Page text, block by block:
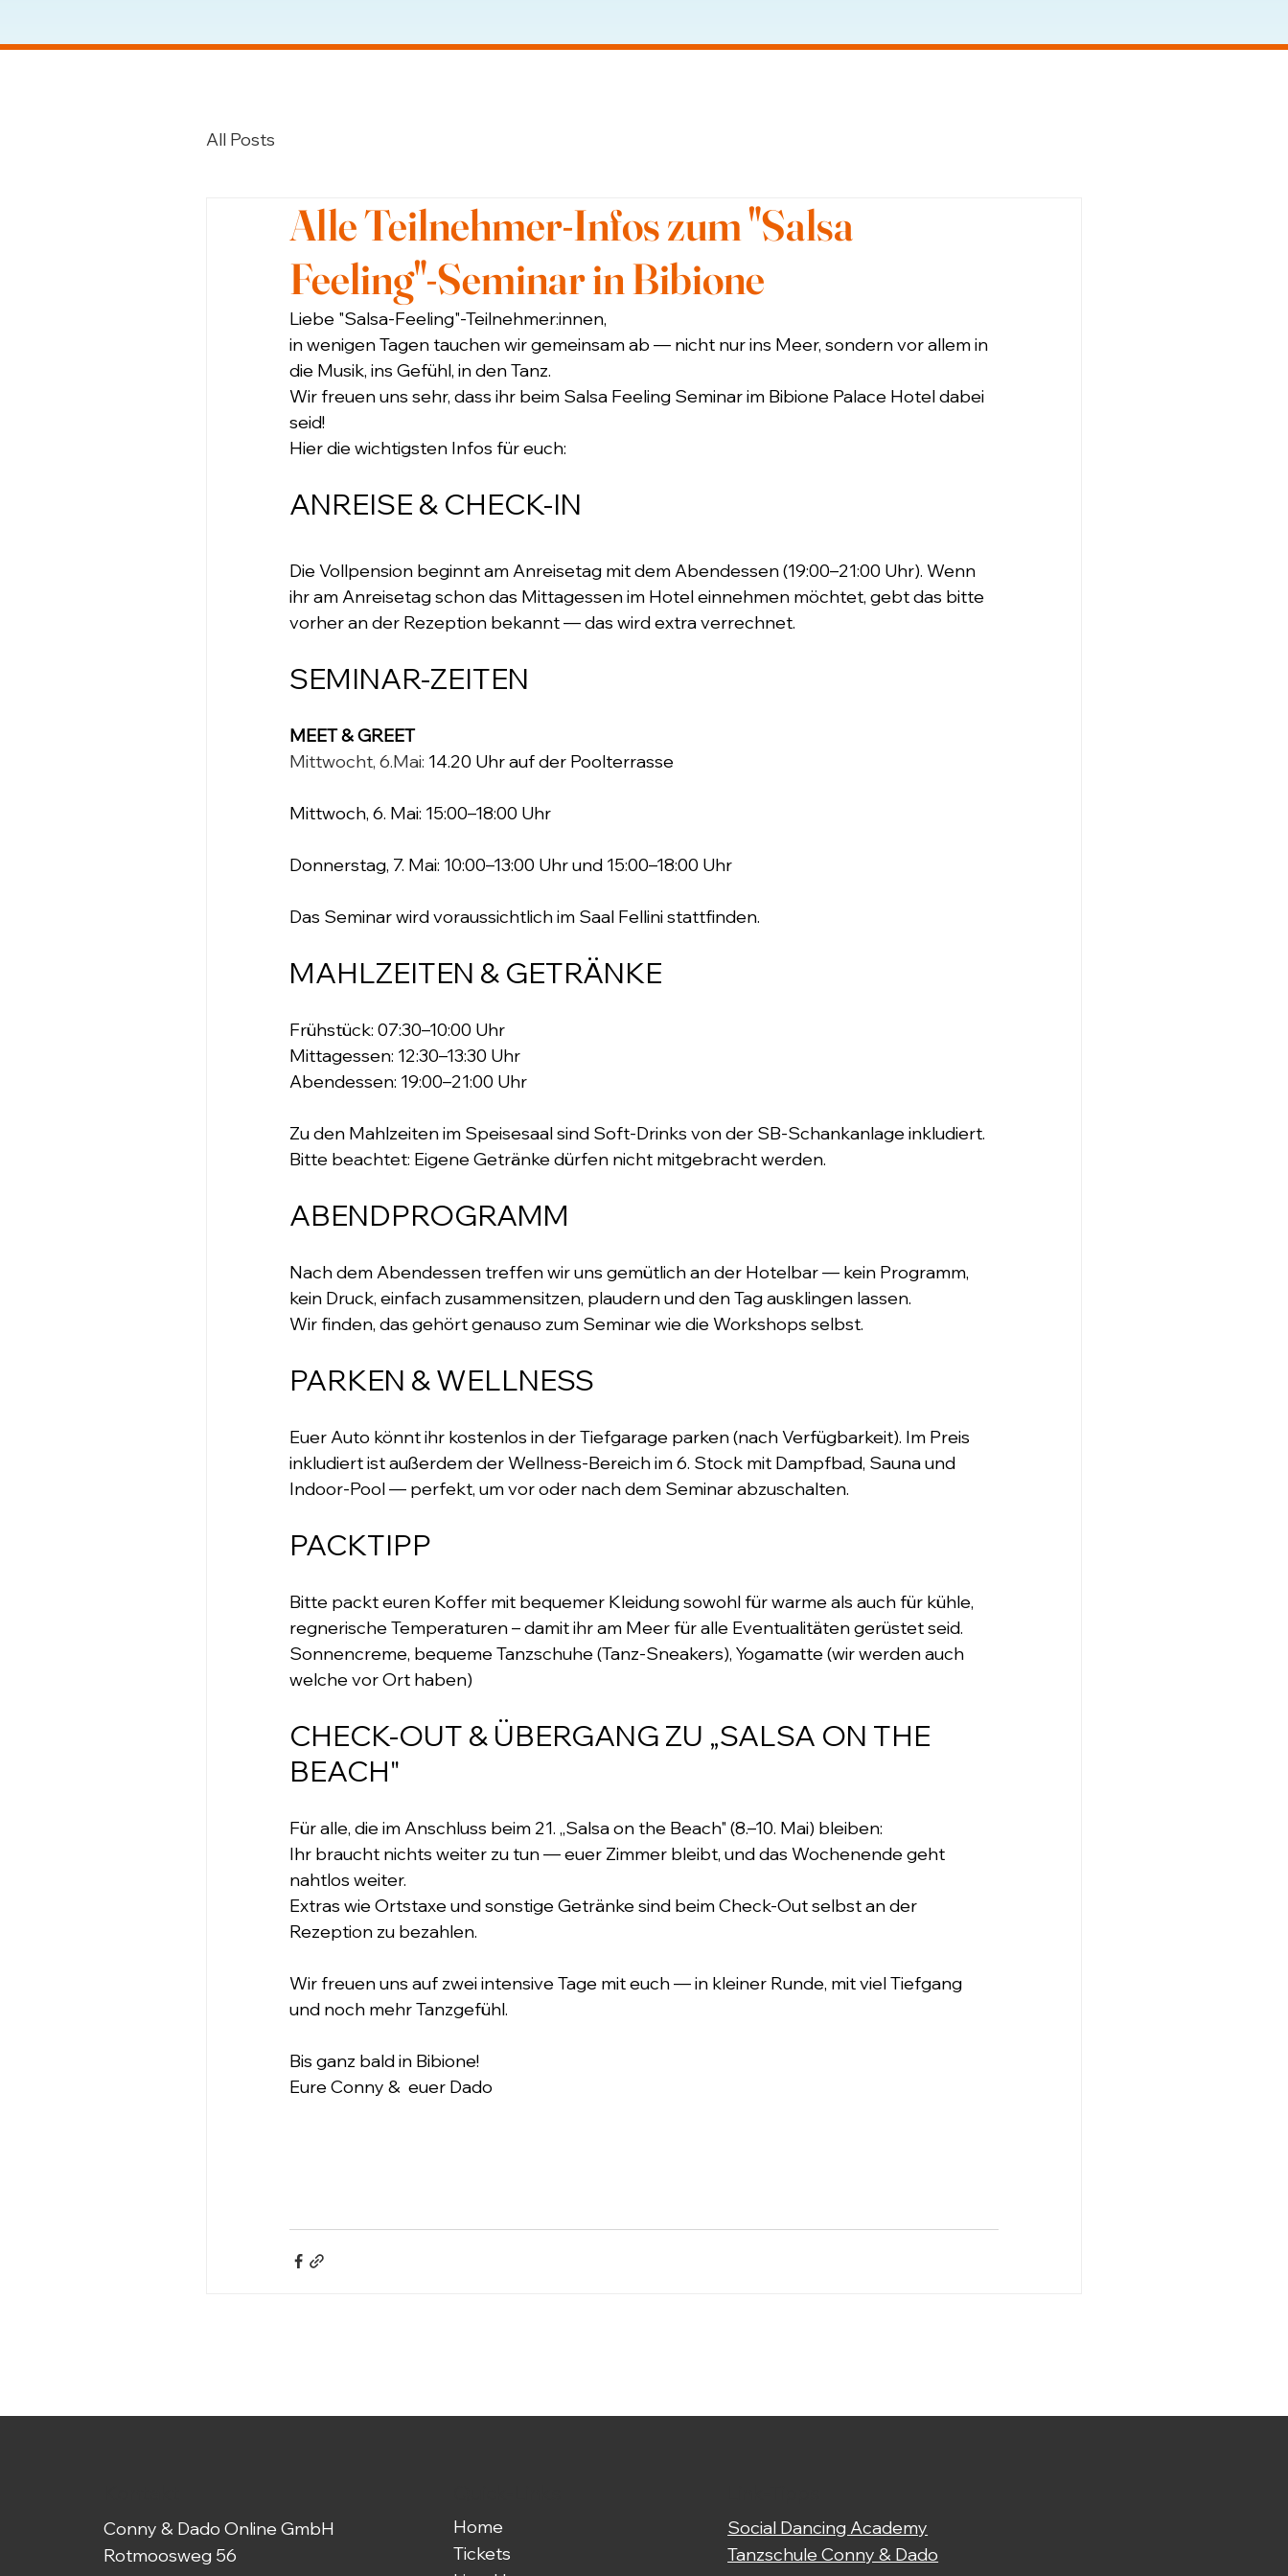
All Posts
Alle Teilnehmer-Infos zum "Salsa
Feeling"-Seminar in Bibione
Liebe "Salsa-Feeling"-Teilnehmer:innen,
in wenigen Tagen tauchen wir gemeinsam ab — nicht nur ins Meer, sondern vor allem in
die Musik, ins Gefühl, in den Tanz.
Wir freuen uns sehr, dass ihr beim Salsa Feeling Seminar im Bibione Palace Hotel dabei
seid!
Hier die wichtigsten Infos für euch:
ANREISE & CHECK-IN
Die Vollpension beginnt am Anreisetag mit dem Abendessen (19:00–21:00 Uhr). Wenn
ihr am Anreisetag schon das Mittagessen im Hotel einnehmen möchtet, gebt das bitte
vorher an der Rezeption bekannt — das wird extra verrechnet.
SEMINAR-ZEITEN
MEET & GREET
Mittwocht, 6.Mai: 14.20 Uhr auf der Poolterrasse
Mittwoch, 6. Mai: 15:00–18:00 Uhr
Donnerstag, 7. Mai: 10:00–13:00 Uhr und 15:00–18:00 Uhr
Das Seminar wird voraussichtlich im Saal Fellini stattfinden.
MAHLZEITEN & GETRÄNKE
Frühstück: 07:30–10:00 Uhr
Mittagessen: 12:30–13:30 Uhr
Abendessen: 19:00–21:00 Uhr
Zu den Mahlzeiten im Speisesaal sind Soft-Drinks von der SB-Schankanlage inkludiert.
Bitte beachtet: Eigene Getränke dürfen nicht mitgebracht werden.
ABENDPROGRAMM
Nach dem Abendessen treffen wir uns gemütlich an der Hotelbar — kein Programm,
kein Druck, einfach zusammensitzen, plaudern und den Tag ausklingen lassen.
Wir finden, das gehört genauso zum Seminar wie die Workshops selbst.
PARKEN & WELLNESS
Euer Auto könnt ihr kostenlos in der Tiefgarage parken (nach Verfügbarkeit). Im Preis
inkludiert ist außerdem der Wellness-Bereich im 6. Stock mit Dampfbad, Sauna und
Indoor-Pool — perfekt, um vor oder nach dem Seminar abzuschalten.
PACKTIPP
Bitte packt euren Koffer mit bequemer Kleidung sowohl für warme als auch für kühle,
regnerische Temperaturen – damit ihr am Meer für alle Eventualitäten gerüstet seid.
Sonnencreme, bequeme Tanzschuhe (Tanz-Sneakers), Yogamatte (wir werden auch
welche vor Ort haben)
CHECK-OUT & ÜBERGANG ZU „SALSA ON THE
BEACH"
Für alle, die im Anschluss beim 21. „Salsa on the Beach" (8.–10. Mai) bleiben:
Ihr braucht nichts weiter zu tun — euer Zimmer bleibt, und das Wochenende geht
nahtlos weiter.
Extras wie Ortstaxe und sonstige Getränke sind beim Check-Out selbst an der
Rezeption zu bezahlen.
Wir freuen uns auf zwei intensive Tage mit euch — in kleiner Runde, mit viel Tiefgang
und noch mehr Tanzgefühl.
Bis ganz bald in Bibione!
Eure Conny &  euer Dado
Social Dancing Academy
Tanzschule Conny & Dado
Home
Tickets
Conny & Dado Online GmbH
Rotmoosweg 56